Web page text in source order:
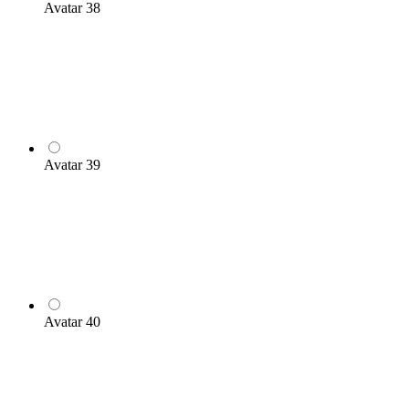
Avatar 38
Avatar 39
Avatar 40